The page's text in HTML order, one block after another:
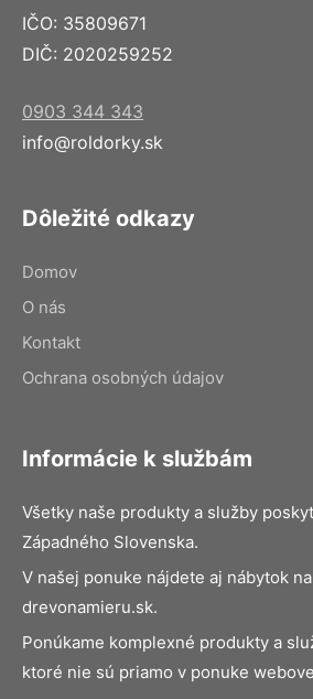
IČO: 35809671
DIČ: 2020259252
0903 344 343
info@roldorky.sk
Dôležité odkazy
Domov
O nás
Kontakt
Ochrana osobných údajov
Informácie k službám
Všetky naše produkty a služby
Západného Slovenska.
V našej ponuke nájdete aj nábytok
drevonamieru.sk.
Ponúkame komplexné produkty a
ktoré nie sú priamo v ponuke